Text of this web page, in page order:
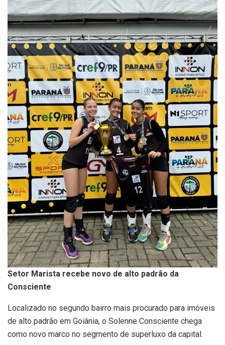
Setor Marista recebe novo de alto padrão da
Consciente
Localizado no segundo bairro mais procurado para imóveis
de alto padrão em Goiânia, o Solenne Consciente chega
como novo marco no segmento de superluxo da capital.